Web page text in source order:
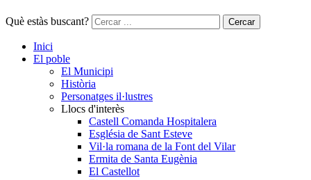
Què estàs buscant? Cercar
Inici
El poble
El Municipi
Història
Personatges il·lustres
Llocs d'interès
Castell Comanda Hospitalera
Església de Sant Esteve
Vil·la romana de la Font del Vilar
Ermita de Santa Eugènia
El Castellot